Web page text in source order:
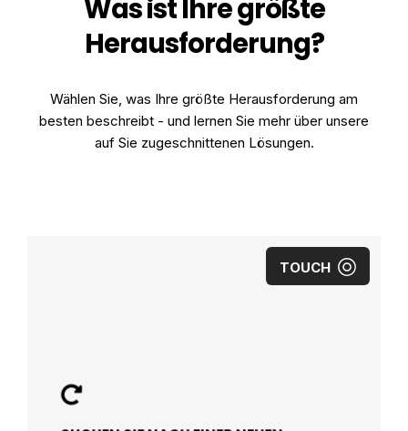
Was ist Ihre größte
Herausforderung?
Wählen Sie, was Ihre größte Herausforderung am
besten beschreibt - und lernen Sie mehr über unsere
auf Sie zugeschnittenen Lösungen.
TOUCH